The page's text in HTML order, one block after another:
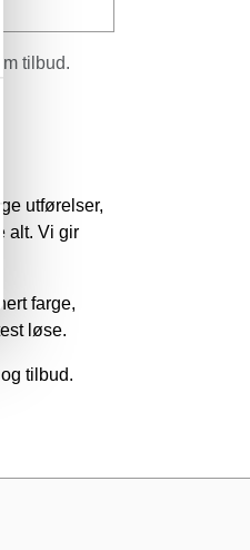
tilbud.
utførelser,
alt. Vi gir
farge,
løse.
tilbud.